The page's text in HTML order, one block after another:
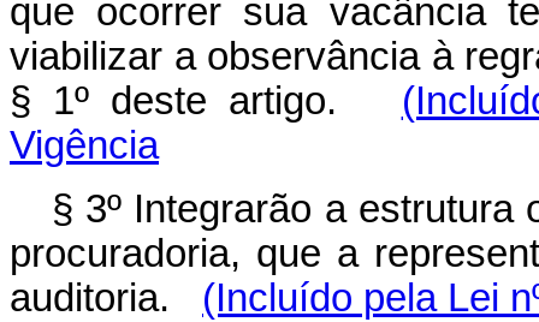
que ocorrer sua vacância
viabilizar a observância à
§ 1º deste artigo.
Vigência
§ 3º Integrarão a estrutura
procuradoria, que a
auditoria. (Incluído pela Lei